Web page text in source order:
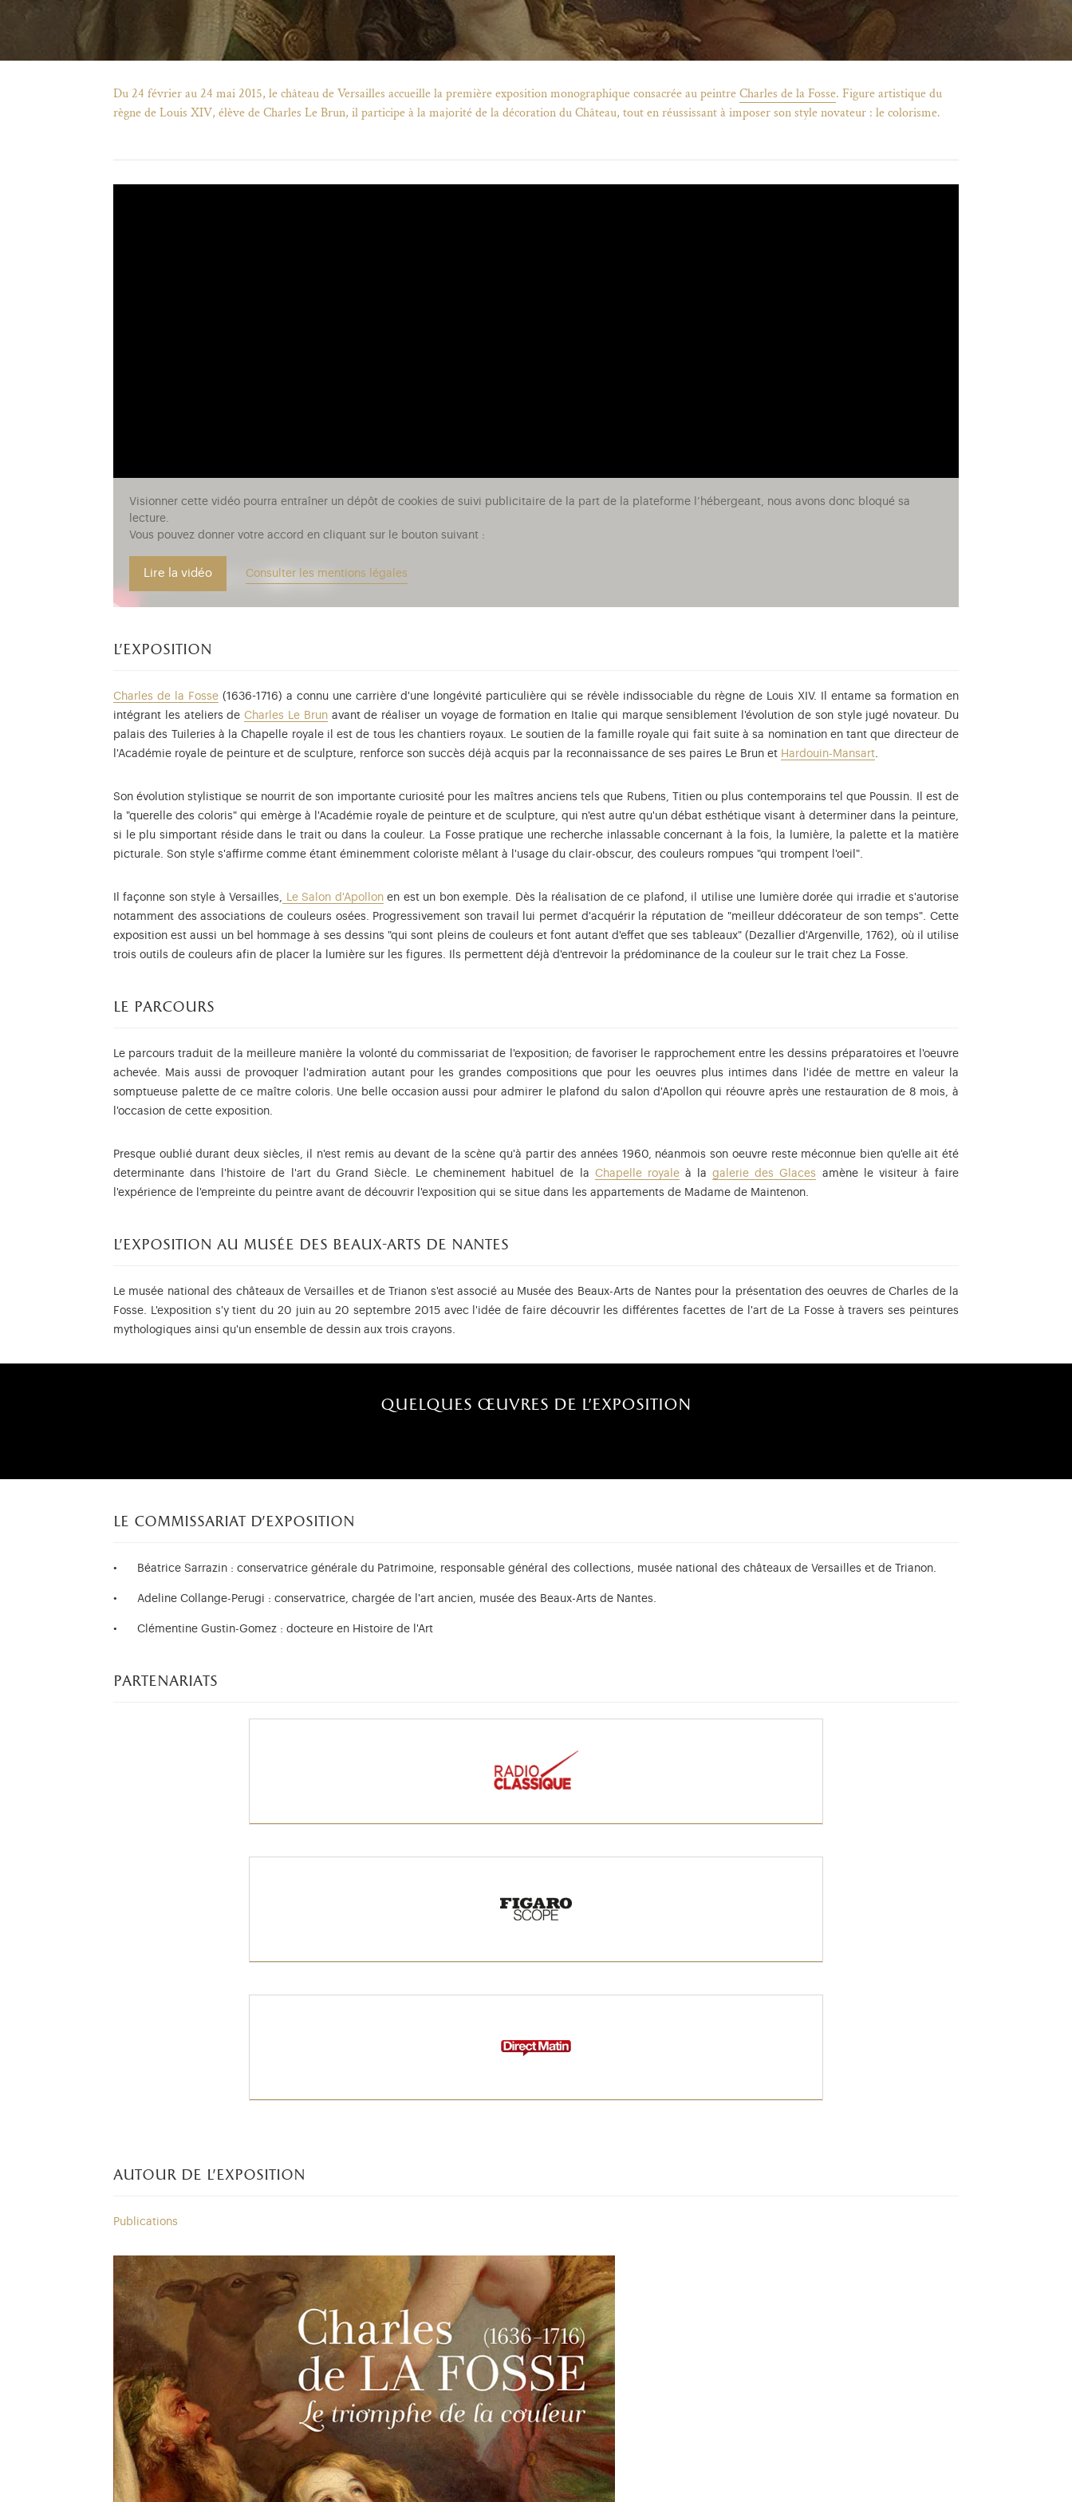
Du 24 février au 24 mai 2015, le château de Versailles accueille la première exposition monographique consacrée au peintreCharles de la Fosse. Figure artistique du
règne de Louis XIV, élève de Charles Le Brun, il participe à la majorité de la décoration du Château, tout en réussissant à imposer son style novateur : le colorisme.
Visionner cette vidéo pourra entraîner un dépôt de cookies de suivi publicitaire de la part de la plateforme l’hébergeant, nous avons donc bloqué sa
lecture.
Vous pouvez donner votre accord en cliquant sur le bouton suivant :
Lire la vidéo Consulter les mentions légales
l'exposition
Charles de la Fosse (1636-1716) a connu une carrière d'une longévité particulière qui se révèle indissociable du règne de Louis XIV. Il entame sa formation en
intégrant les ateliers deCharles Le Brunavant de réaliser un voyage de formation en Italie qui marque sensiblement l'évolution de son style jugé novateur. Du
palais des Tuileries à la Chapelle royale il est de tous les chantiers royaux. Le soutien de la famille royale qui fait suite à sa nomination en tant que directeur de
l'Académie royale de peinture et de sculpture, renforce son succès déjà acquis par la reconnaissance de ses paires Le Brun et Hardouin-Mansart.
Son évolution stylistique se nourrit de son importante curiosité pour les maîtres anciens tels que Rubens, Titien ou plus contemporains tel que Poussin. Il est de
la "querelle des coloris" qui emèrge à l'Académie royale de peinture et de sculpture, qui n'est autre qu'un débat esthétique visant à determiner dans la peinture,
si le plu simportant réside dans le trait ou dans la couleur. La Fosse pratique une recherche inlassable concernant à la fois, la lumière, la palette et la matière
picturale. Son style s'affirme comme étant éminemment coloriste mêlant à l'usage du clair-obscur, des couleurs rompues "qui trompent l'oeil".
Il façonne son style à Versailles, Le Salon d'Apollonen est un bon exemple. Dès la réalisation de ce plafond, il utilise une lumière dorée qui irradie et s'autorise
notamment des associations de couleurs osées. Progressivement son travail lui permet d'acquérir la réputation de "meilleur ddécorateur de son temps". Cette
exposition est aussi un bel hommage à ses dessins "qui sont pleins de couleurs et font autant d'effet que ses tableaux" (Dezallier d'Argenville, 1762), où il utilise
trois outils de couleurs afin de placer la lumière sur les figures. Ils permettent déjà d'entrevoir la prédominance de la couleur sur le trait chez La Fosse.
le parcours
Le parcours traduit de la meilleure manière la volonté du commissariat de l'exposition; de favoriser le rapprochement entre les dessins préparatoires et l'oeuvre
achevée. Mais aussi de provoquer l'admiration autant pour les grandes compositions que pour les oeuvres plus intimes dans l'idée de mettre en valeur la
somptueuse palette de ce maître coloris. Une belle occasion aussi pour admirer le plafond du salon d'Apollon qui réouvre après une restauration de 8 mois, à
l'occasion de cette exposition.
Presque oublié durant deux siècles, il n'est remis au devant de la scène qu'à partir des années 1960, néanmois son oeuvre reste méconnue bien qu'elle ait été
determinante dans l'histoire de l'art du Grand Siècle. Le cheminement habituel de la Chapelle royaleà lagalerie des Glaces amène le visiteur à faire
l'expérience de l'empreinte du peintre avant de découvrir l'exposition qui se situe dans les appartements de Madame de Maintenon.
l'exposition au musée des beaux-arts de nantes
Le musée national des châteaux de Versailles et de Trianon s'est associé au Musée des Beaux-Arts de Nantes pour la présentation des oeuvres de Charles de la
Fosse. L'exposition s'y tient du 20 juin au 20 septembre 2015 avec l'idée de faire découvrir les différentes facettes de l'art de La Fosse à travers ses peintures
mythologiques ainsi qu'un ensemble de dessin aux trois crayons.
quelques œuvres de l'exposition
le commissariat d'exposition
Béatrice Sarrazin : conservatrice générale du Patrimoine, responsable général des collections, musée national des châteaux de Versailles et de Trianon.
Adeline Collange-Perugi : conservatrice, chargée de l'art ancien, musée des Beaux-Arts de Nantes.
Clémentine Gustin-Gomez : docteure en Histoire de l'Art
partenariats
autour de l'exposition
Publications